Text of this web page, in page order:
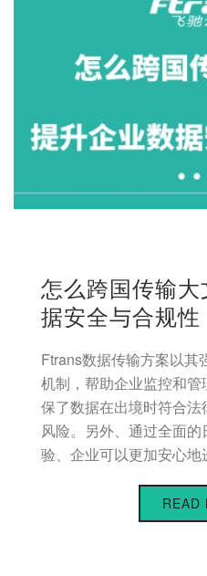
怎么跨国传输
据安全与合规性
Ftrans数据传输方案以其
机制，帮助企业监控和
保了数据在出境时符合
风险。另外、通过全面
验、企业可以更加安心地
READ